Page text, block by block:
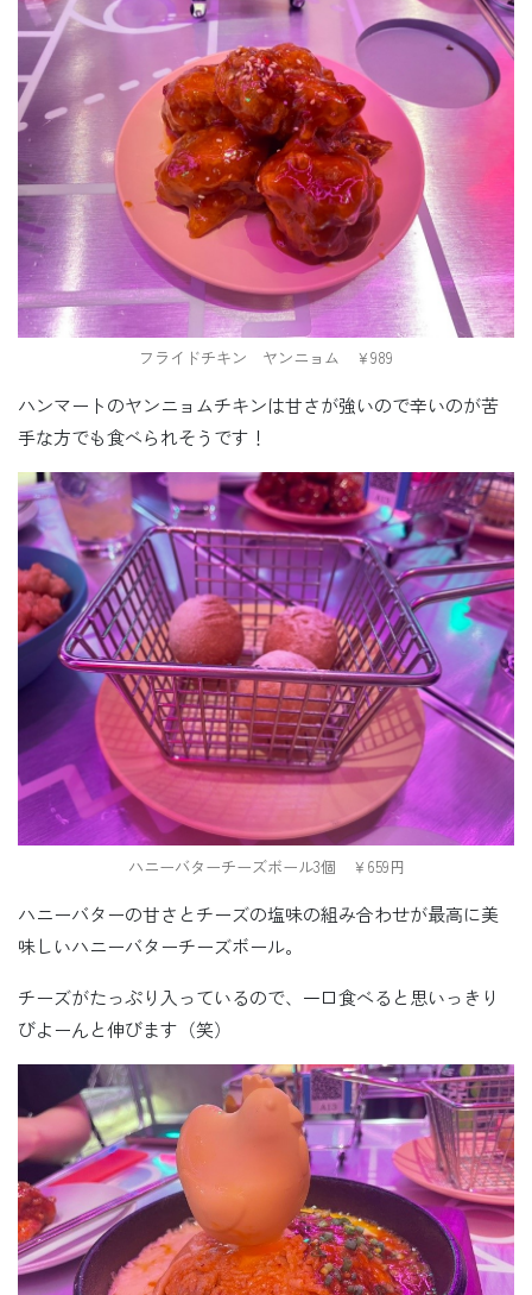
フライドチキン ヤンニョム ￥989
ハンマートのヤンニョムチキンは甘さが強いので辛いのが苦
手な方でも食べられそうです！
ハニーバターチーズボール3個 ￥659円
ハニーバターの甘さとチーズの塩味の組み合わせが最高に美
味しいハニーバターチーズボール。
チーズがたっぷり入っているので、一口食べると思いっきり
びよーんと伸びます（笑）